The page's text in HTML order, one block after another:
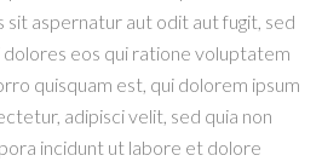
aspernatur aut odit aut fugit, sed
dolores eos qui ratione voluptatem
quisquam est, qui dolorem ipsum
adipisci velit, sed quia non
incidunt ut labore et dolore